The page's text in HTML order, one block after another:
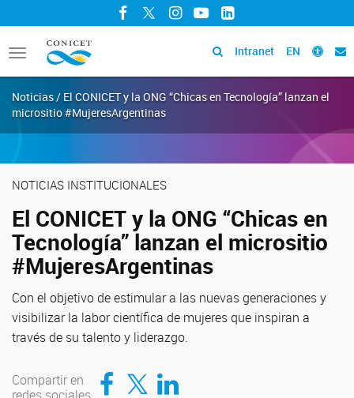
Facebook
TwitterInstagram
YouTubeLinkedIn
Toggle
navigation
Intranet EN
Noticias / El CONICET y la ONG “Chicas en Tecnología” lanzan el
micrositio #MujeresArgentinas
NOTICIAS INSTITUCIONALES
El CONICET y la ONG “Chicas en
Tecnología” lanzan el micrositio
#MujeresArgentinas
Con el objetivo de estimular a las nuevas generaciones y
visibilizar la labor científica de mujeres que inspiran a
través de su talento y liderazgo.
Compartir en
Compartir en Facebook
Compartir en TwitterCompartir en LinkedIn